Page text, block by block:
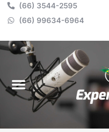
(66) 3544-2595
(66) 99634-6964